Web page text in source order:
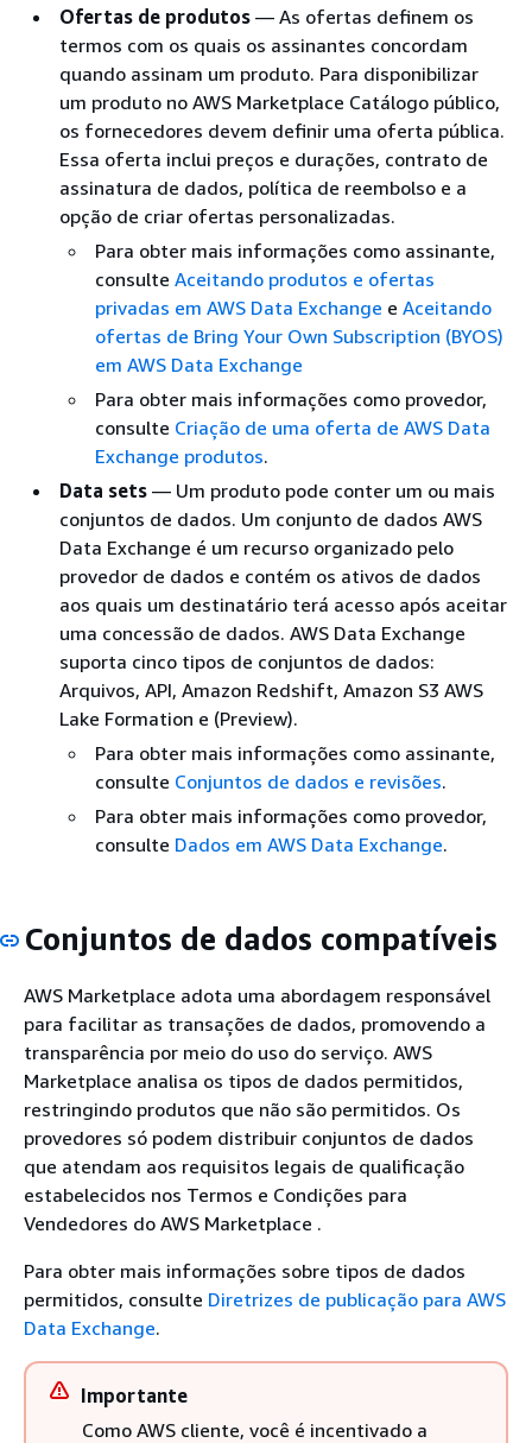
Ofertas de produtos — As ofertas definem os
termos com os quais os assinantes concordam
quando assinam um produto. Para disponibilizar
um produto no AWS Marketplace Catálogo público,
os fornecedores devem definir uma oferta pública.
Essa oferta inclui preços e durações, contrato de
assinatura de dados, política de reembolso e a
opção de criar ofertas personalizadas.
Para obter mais informações como assinante,
consulte Aceitando produtos e ofertas
privadas em AWS Data Exchange e Aceitando
ofertas de Bring Your Own Subscription (BYOS)
em AWS Data Exchange
Para obter mais informações como provedor,
consulte Criação de uma oferta de AWS Data
Exchange produtos.
Data sets — Um produto pode conter um ou mais
conjuntos de dados. Um conjunto de dados AWS
Data Exchange é um recurso organizado pelo
provedor de dados e contém os ativos de dados
aos quais um destinatário terá acesso após aceitar
uma concessão de dados. AWS Data Exchange
suporta cinco tipos de conjuntos de dados:
Arquivos, API, Amazon Redshift, Amazon S3 AWS
Lake Formation e (Preview).
Para obter mais informações como assinante,
consulte Conjuntos de dados e revisões.
Para obter mais informações como provedor,
consulte Dados em AWS Data Exchange.
Conjuntos de dados compatíveis
AWS Marketplace adota uma abordagem responsável
para facilitar as transações de dados, promovendo a
transparência por meio do uso do serviço. AWS
Marketplace analisa os tipos de dados permitidos,
restringindo produtos que não são permitidos. Os
provedores só podem distribuir conjuntos de dados
que atendam aos requisitos legais de qualificação
estabelecidos nos Termos e Condições para
Vendedores do AWS Marketplace .
Para obter mais informações sobre tipos de dados
permitidos, consulte Diretrizes de publicação para AWS
Data Exchange.
Importante
Como AWS cliente, você é incentivado a